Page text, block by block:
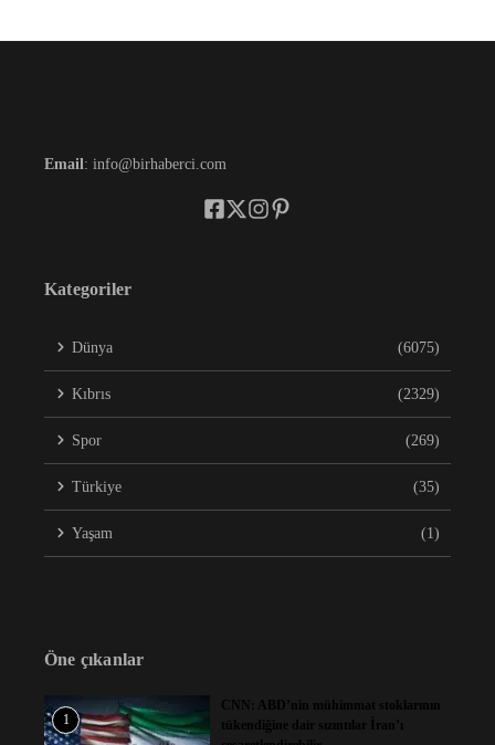
Email : info@birhaberci.com
Kategoriler
Dünya (6075)
Kıbrıs (2329)
Spor (269)
Türkiye (35)
Yaşam (1)
Öne çıkanlar
1
CNN: ABD’nin mühimmat stoklarının
tükendiğine dair sızıntılar İran’ı